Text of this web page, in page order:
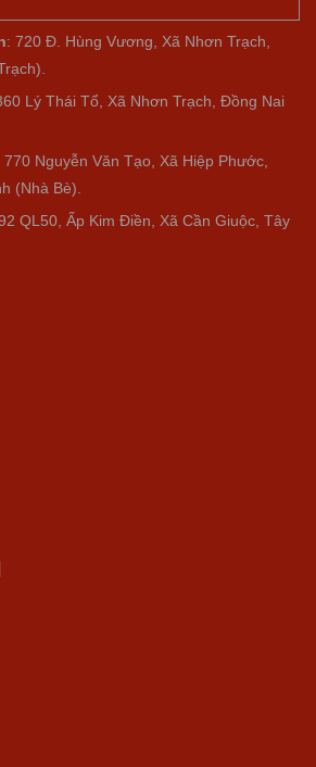
: 720 Đ. Hùng Vương, Xã Nhơn Trạch,
Lý Thái Tổ, Xã Nhơn Trạch, Đồng Nai
770 Nguyễn Văn Tạo, Xã Hiệp Phước,
(Nhà Bè).
QL50, Ấp Kim Điền, Xã Cần Giuộc, Tây